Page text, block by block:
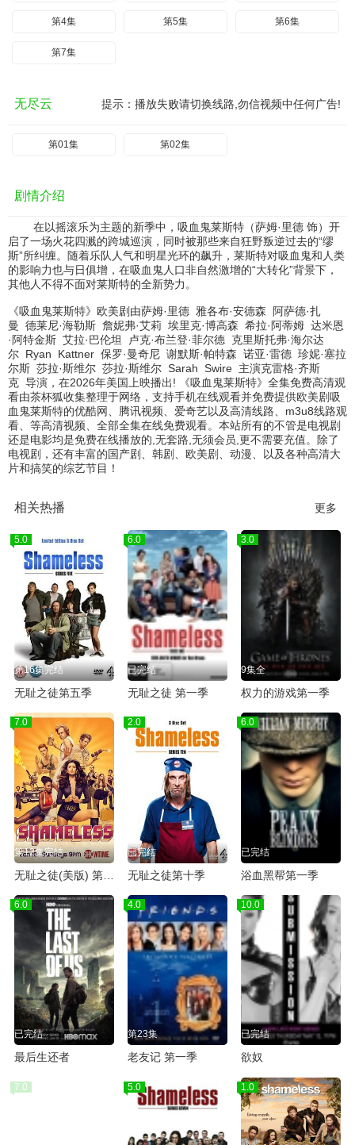
第4集 第5集 第6集
第7集
无尽云 提示：播放失败请切换线路,勿信视频中任何广告!
第01集 第02集
剧情介绍
在以摇滚乐为主题的新季中，吸血鬼莱斯特（萨姆·里德 饰）开
启了一场火花四溅的跨城巡演，同时被那些来自狂野叛逆过去的“缪
斯”所纠缠。随着乐队人气和明星光环的飙升，莱斯特对吸血鬼和人类
的影响力也与日俱增，在吸血鬼人口非自然激增的“大转化”背景下，
其他人不得不面对莱斯特的全新势力。
《吸血鬼莱斯特》欧美剧由萨姆·里德 雅各布·安德森
阿萨德·扎
曼
德莱尼·海勒斯 詹妮弗·艾莉 埃里克·博高森 希拉·阿蒂姆 达米恩
·阿特金斯 艾拉·巴伦坦 卢克·布兰登·菲尔德 克里斯托弗·海尔达
尔 Ryan Kattner 保罗·曼奇尼 谢默斯·帕特森 诺亚·雷德 珍妮·塞拉
尔斯 莎拉·斯维尔 莎拉·斯维尔 Sarah Swire 主演克雷格·齐斯
克 导演，在2026年美国上映播出! 《吸血鬼莱斯特》全集免费高清观
看由茶杯狐收集整理于网络，支持手机在线观看并免费提供欧美剧吸
血鬼莱斯特的优酷网、腾讯视频、爱奇艺以及高清线路、m3u8线路观
看、等高清视频、全部全集在线免费观看。本站所有的不管是电视剧
还是电影均是免费在线播放的,无套路,无须会员,更不需要充值。除了
电视剧，还有丰富的国产剧、韩剧、欧美剧、动漫、以及各种高清大
片和搞笑的综艺节目！
相关热播 更多
5.0
第16集完结
无耻之徒第五季
6.0
已完结
无耻之徒 第一季
3.0
9集全
权力的游戏第一季
7.0
第12集完结
2.0
已完结
无耻之徒第十季
6.0
已完结
浴血黑帮第一季
6.0
已完结
最后生还者
4.0
第23集
老友记 第一季
10.0
已完结
欲奴
7.0 5.0 1.0